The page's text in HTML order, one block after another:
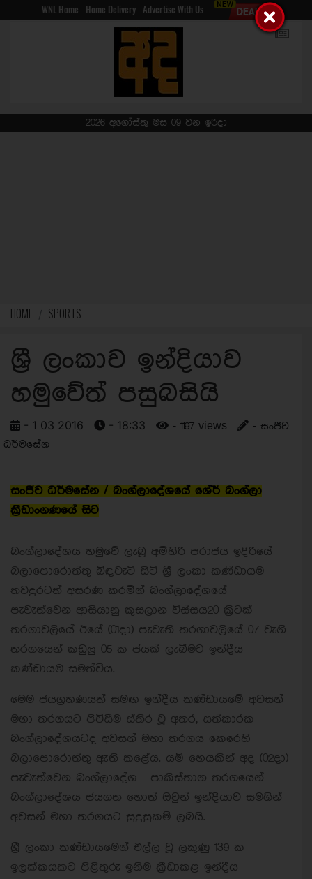
WNL Home Home Delivery Advertise With Us
2026 අගෝස්තු මස 09 වන ඉරිදා
HOME SPORTS
ශ්‍රී ලංකාව ඉන්දියාව
හමුවේත් පසුබසියි
- 1 03 2016 - 18:33 - 1197 views
- සංජීව
ධර්මසේන
සංජීව ධර්මසේන / බංග්ලාදේශයේ ශේර් බංග්ලා
ක්‍රීඩාංගණයේ සිට
බංග්ලාදේශය හමුවේ ලැබූ අමිහිරි පරාජය ඉදිරියේ
බලාපොරොත්තු බිඳවැටී සිටි ශ්‍රී ලංකා කණ්ඩායම
තවදුරටත් අසරණ කරමින් බංග්ලාදේශයේ
පැවැත්වෙන ආසියානු කුසලාන විස්සය20 ක්‍රිටක්
තරගාවලියේ ඊයේ (01දා) පැවැති තරගාවලියේ 07 වැනි
තරගයෙන් කඩුලු 05 ක ජයක් ලැබීමට ඉන්දීය
කණ්ඩායම සමත්විය.
මෙම ජයග්‍රහණයත් සමඟ ඉන්දීය කණ්ඩායමේ අවසන්
මහා තරගයට පිවිසීම ස්තිර වූ අතර, සත්කාරක
බංග්ලාදේශයටද අවසන් මහා තරගය කෙරෙහි
බලාපොරොත්තු ඇති කළේය. යම් හෙයකින් අද (02දා)
පැවැත්වෙන බංග්ලාදේශ - පාකිස්තාන තරගයෙන්
බංග්ලාදේශය ජයගත හොත් ඔවුන් ඉන්දියාව සමගින්
අවසන් මහා තරගයට සුදුසුකම් ලබයි.
ශ්‍රී ලංකා කණ්ඩායමෙන් එල්ල වූ ලකුණු 139 ක
ඉලක්කයකට පිළිතුරු ඉනිම ක්‍රීඩාකළ ඉන්දීය